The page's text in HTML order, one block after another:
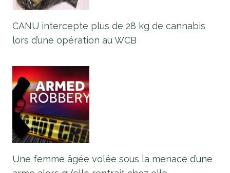
CANU intercepte plus de 28 kg de cannabis
lors d’une opération au WCB
Une femme âgée volée sous la menace d’une